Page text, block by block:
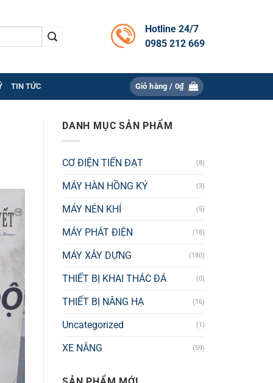
Hotline 24/7
0985 212 669
TIN TỨC Giỏ hàng / 0₫
DANH MỤC SẢN PHẨM
CƠ ĐIỆN TIẾN ĐẠT (8)
MÁY HÀN HỒNG KÝ (3)
MÁY NÉN KHÍ (5)
MÁY PHÁT ĐIỆN (18)
MÁY XÂY DỰNG (180)
THIẾT BỊ KHAI THÁC ĐÁ (0)
THIẾT BỊ NÂNG HẠ (16)
Uncategorized (1)
XE NÂNG (59)